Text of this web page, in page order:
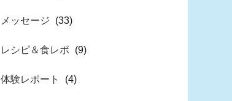
メッセージ (33)
レシピ＆食レポ (9)
体験レポート (4)